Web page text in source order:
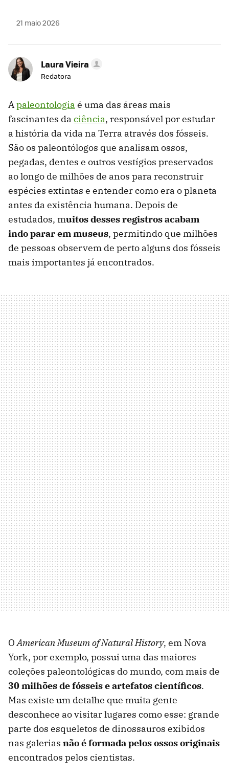
21 maio 2026
Laura Vieira
Redatora
Apaleontologia é uma das áreas mais
fascinantes da ciência, responsável por estudar
a história da vida na Terra através dos fósseis.
São os paleontólogos que analisam ossos,
pegadas, dentes e outros vestígios preservados
ao longo de milhões de anos para reconstruir
espécies extintas e entender como era o planeta
antes da existência humana. Depois de
estudados, muitos desses registros acabam
indo parar em museus, permitindo que milhões
de pessoas observem de perto alguns dos fósseis
mais importantes já encontrados.
OAmerican Museum of Natural History, em Nova
York, por exemplo, possui uma das maiores
coleções paleontológicas do mundo, com mais de
30 milhões de fósseis e artefatos científicos.
Mas existe um detalhe que muita gente
desconhece ao visitar lugares como esse: grande
parte dos esqueletos de dinossauros exibidos
nas galerias não é formada pelos ossos originais
encontrados pelos cientistas.